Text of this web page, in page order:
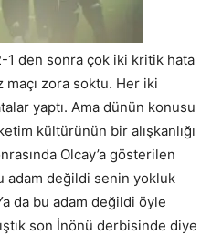
1 den sonra çok iki kritik hata
maçı zora soktu. Her iki
yaptı. Ama dünün konusu
kültürünün bir alışkanlığı
Olcay’a gösterilen
adam değildi senin yokluk
da bu adam değildi öyle
son İnönü derbisinde diye